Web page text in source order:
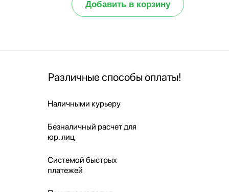
Добавить в корзину
Различные способы оплаты!
Наличными курьеру
Безналичный расчет для
юр. лиц
Системой быстрых
платежей